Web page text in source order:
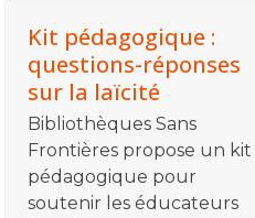
Kit pédagogique :
questions-réponses
sur la laïcité
Bibliothèques Sans
Frontières propose un kit
pédagogique pour
soutenir les éducateurs